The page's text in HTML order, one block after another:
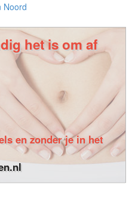
Noord
het is om af
en zonder je in het